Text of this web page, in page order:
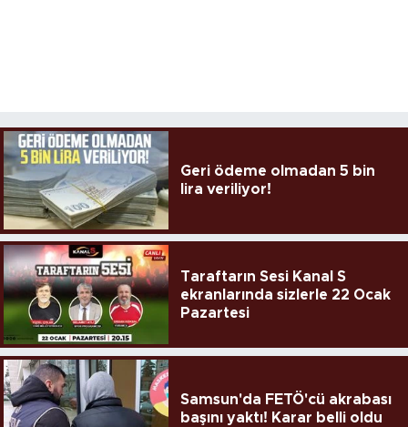
Geri ödeme olmadan 5 bin
lira veriliyor!
Taraftarın Sesi Kanal S
ekranlarında sizlerle 22 Ocak
Pazartesi
Samsun'da FETÖ'cü akrabası
başını yaktı! Karar belli oldu